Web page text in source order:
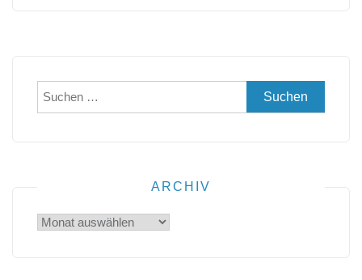
Suchen
nach:
ARCHIV
Archiv